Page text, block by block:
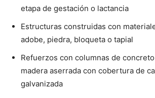
etapa de gestación o lactancia
Estructuras construidas con
adobe, piedra, bloqueta o tapial
Refuerzos con columnas de
madera aserrada con cobertura de
galvanizada